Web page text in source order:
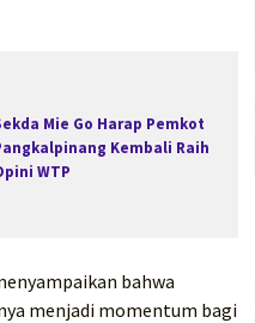
Mie Go Harap Pemkot
Kembali Raih
WTP
bahwa
menjadi momentum bagi